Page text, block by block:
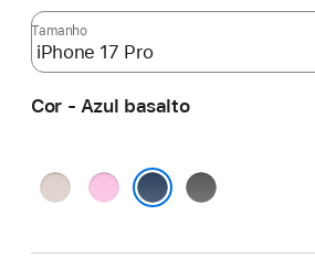
Tamanho
Cor - Azul basalto
Cinza calRosa seixo Cinzento granito